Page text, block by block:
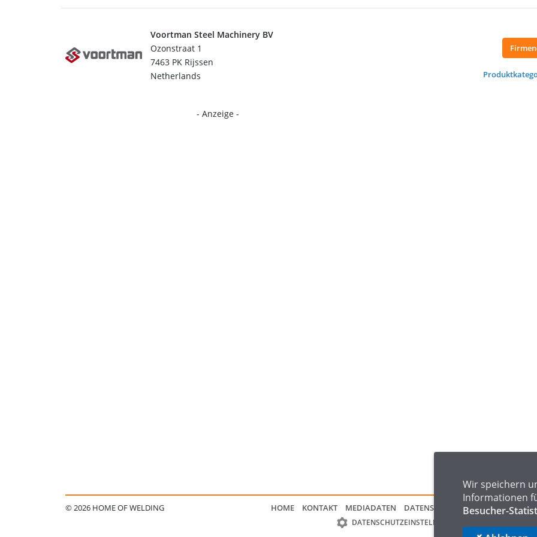
Voortman Steel Machinery BV
Ozonstraat 1
7463 PK Rijssen
Netherlands
- Anzeige -
© 2026 HOME OF WELDING HOME KONTAKT MEDIADATEN DATENSCHUTZ IMPRESSUM FAQ
DATENSCHUTZEINSTELLUNGEN
Wir speichern
Informationen
Besucher-